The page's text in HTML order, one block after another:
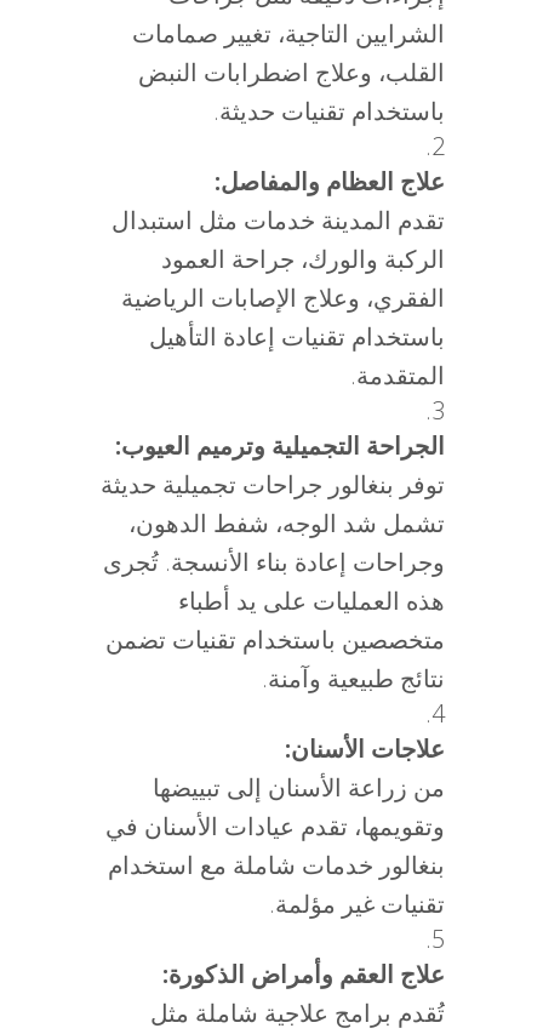
الشرايين التاجية، تغيير صمامات
القلب، وعلاج اضطرابات النبض
باستخدام تقنيات حديثة.
علاج العظام والمفاصل:
تقدم المدينة خدمات مثل استبدال
الركبة والورك، جراحة العمود
الفقري، وعلاج الإصابات الرياضية
باستخدام تقنيات إعادة التأهيل
المتقدمة.
الجراحة التجميلية وترميم العيوب:
توفر بنغالور جراحات تجميلية حديثة
تشمل شد الوجه، شفط الدهون،
وجراحات إعادة بناء الأنسجة. تُجرى
هذه العمليات على يد أطباء
متخصصين باستخدام تقنيات تضمن
نتائج طبيعية وآمنة.
علاجات الأسنان:
من زراعة الأسنان إلى تبييضها
وتقويمها، تقدم عيادات الأسنان في
بنغالور خدمات شاملة مع استخدام
تقنيات غير مؤلمة.
علاج العقم وأمراض الذكورة:
تُقدم برامج علاجية شاملة مثل